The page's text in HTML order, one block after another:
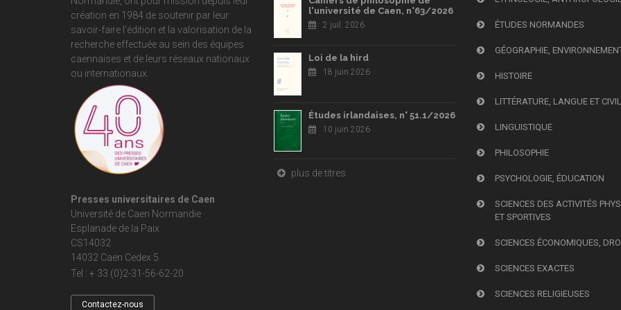
création en 1984 de soutenir par leur
savoir-faire l'édition et la valorisation de la
recherche effectuée au sein des équipes
caennaises et de leurs réseaux nationaux
ou internationaux.
Presses universitaires de Caen
Université de Caen Normandie
Esplanade de la Paix
CS14032
14032 Caen Cedex 5
Tel : + 33 (0)2-31-56-62-20
Contactez-nous
l'université de Caen, n°63/2026
2 juil. 2026
Loi de la hird
18 juin 2026
Études irlandaises, n° 51.1/2026
10 juin 2026
plus de titres
ÉTUDES NORMANDES
GÉOGRAPHIE,
HISTOIRE
LITTÉRATURE, LANGUE ET
LINGUISTIQUE
PHILOSOPHIE
PSYCHOLOGIE, ÉDUCATION
SCIENCES DES ACTIVITÉS
ET SPORTIVES
SCIENCES ÉCONOMIQUES,
SCIENCES EXACTES
SCIENCES RELIGIEUSES